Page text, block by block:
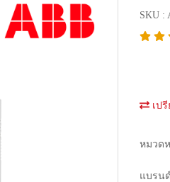
SKU :
เป
หมวด
แบรน